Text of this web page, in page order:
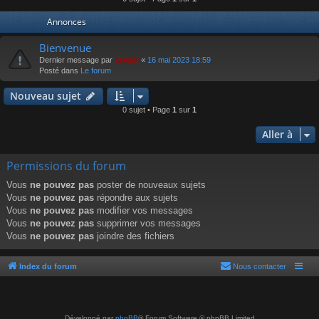
Annonces
Bienvenue
Dernier message par keyser « 16 mai 2023 18:59
Posté dans Le forum
Nouveau sujet
0 sujet • Page 1 sur 1
Aller à
Permissions du forum
Vous ne pouvez pas poster de nouveaux sujets
Vous ne pouvez pas répondre aux sujets
Vous ne pouvez pas modifier vos messages
Vous ne pouvez pas supprimer vos messages
Vous ne pouvez pas joindre des fichiers
Index du forum Nous contacter